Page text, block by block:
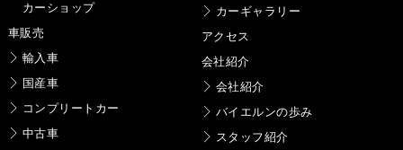
カーショップ
車販売
輸入車
国産車
コンプリートカー
中古車
カーギャラリー
アクセス
会社紹介
会社紹介
バイエルンの歩み
スタッフ紹介